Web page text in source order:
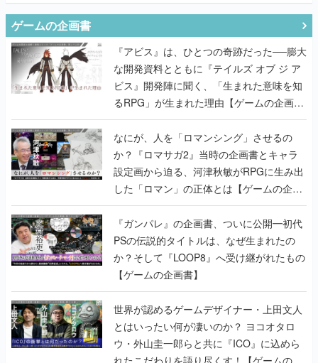
ゲームの企画書
『アビス』は、ひとつの奇跡だった──膨大
な開発資料とともに『テイルズ オブ ジ ア
ビス』開発陣に聞く、「生まれた意味を知
るRPG」が生まれた理由【ゲームの企画
書】
なにが、人を「ロマンシング」させるの
か？『ロマサガ2』当時の企画書とキャラ
設定画から迫る、河津秋敏がRPGに生み出
した「ロマン」の正体とは【ゲームの企画
書】
『ガンパレ』の企画書、ついに公開━初代
PSの伝説的タイトルは、なぜ生まれたの
か？そして『LOOP8』へ受け継がれたもの
【ゲームの企画書】
世界が認めるゲームデザイナー・上田文人
とはいったい何が凄いのか？ ヨコオタロ
ウ・外山圭一郎らと共に『ICO』に込めら